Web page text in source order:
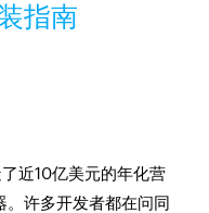
指南
近10亿美元的年化营
。许多开发者都在问同